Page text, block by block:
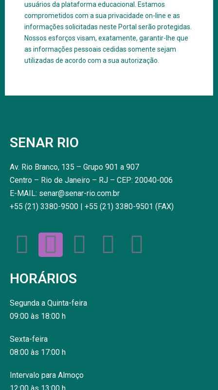
usuários da plataforma educacional. Estamos
comprometidos com a sua privacidade on-line e as
informações solicitadas neste Portal serão protegidas.
Nossos esforços visam, exatamente, garantir-lhe que
as informações pessoais cedidas somente sejam
utilizadas de acordo com a sua autorização.
SENAR RIO
Av. Rio Branco, 135 – Grupo 901 a 907
Centro – Rio de Janeiro – RJ – CEP: 20040-006
E-MAIL: senar@senar-rio.com.br
+55 (21) 3380-9500 | +55 (21) 3380-9501 (FAX)
HORÁRIOS
Segunda a Quinta-feira
09:00 às 18:00 h
Sexta-feira
08:00 às 17:00 h
Intervalo para Almoço